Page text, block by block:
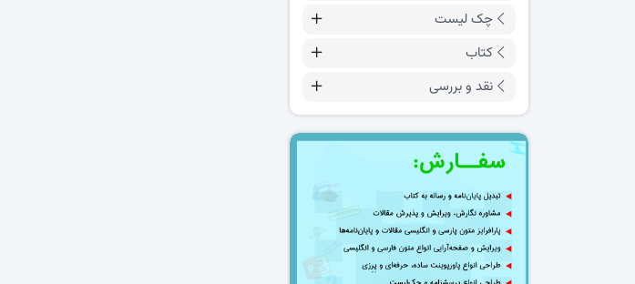
چک لیست
کتاب
نقد و بررسی